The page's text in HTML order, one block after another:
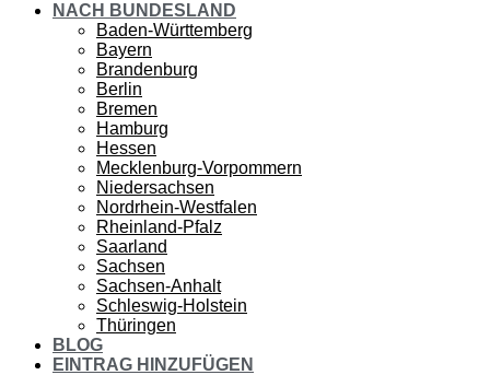
NACH BUNDESLAND
Baden-Württemberg
Bayern
Brandenburg
Berlin
Bremen
Hamburg
Hessen
Mecklenburg-Vorpommern
Niedersachsen
Nordrhein-Westfalen
Rheinland-Pfalz
Saarland
Sachsen
Sachsen-Anhalt
Schleswig-Holstein
Thüringen
BLOG
EINTRAG HINZUFÜGEN